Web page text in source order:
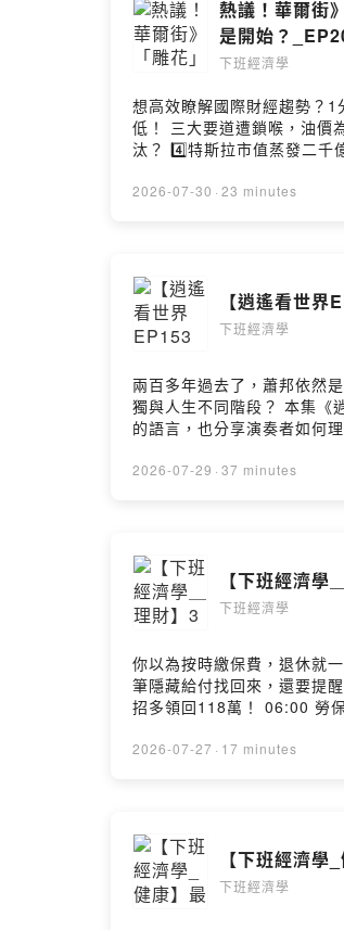
熱議！華爾街
是開始？
下班經濟學
想高效瞭解國際財經趨勢？
低！ 三大要道遭鎖喉，油價
汰？ 4️⃣特斯拉市值蒸發二千
WSJWSJ） 🌏洞悉全球政
2026-07-30 · 23 minutes
【逍遙看世
下班經濟學
兩百多年過去了，蕭邦依然
獨與人生不同階段？ 本集《逍遙看世界》邀請鋼琴家汪奕聞，從新象藝術2026「蕭邦計畫——跟著音符走過蕭邦的一生」出發，談蕭邦如何把鋼琴變成表達個人情感
的語言，也分享演奏者如何理解他的留白、彈性速度、民族
https://
2026-07-29 · 37 minutes
【下班經濟
下班經濟學
你以為按時繳保費，退休就
筆隱藏給付找回來，還要提醒大家：有3種人要注意，小
招多領回118萬！ 06:00 勞
https://youtu.be/
2026-07-27 · 17 minutes
【下班經濟
下班經濟學